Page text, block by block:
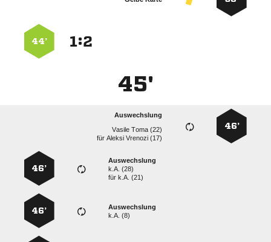
:
44’
45'
46’
Auswechslung
  
für  
Auswechslung
k.A. (28)
fürk.A. (21)
46’
Auswechslung
k.A. (8)
46’